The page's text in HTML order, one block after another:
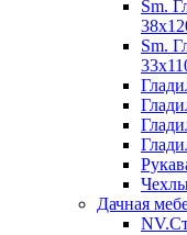
Sm.
Sm.
Дачная